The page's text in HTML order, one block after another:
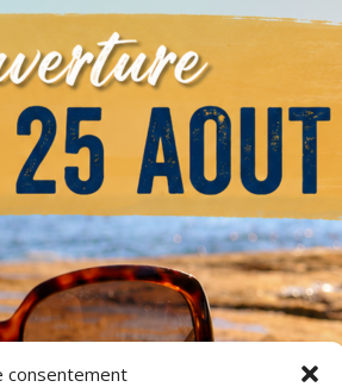
consentement